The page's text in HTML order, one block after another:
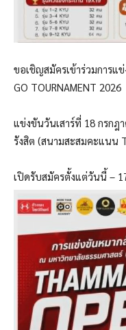
ขอเชิญสมัครเข้าร่วมการแ
GO TOURNAMENT 2026
แข่งขันวันเสาร์ที่ 18 กรก
รังสิต (สนามสะสมคะแนน
เปิดรับสมัครตั้งแต่วันนี้ –